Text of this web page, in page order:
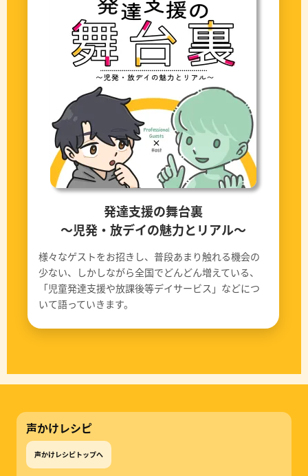
発達支援の舞台裏
〜児発・放デイの魅力とリアル〜
様々なゲストをお招きし、普段あまり触れる機会の
少ない、しかしながら全国でどんどん増えている、
「児童発達支援や放課後等デイサービス」などにつ
いて語っていきます。
声かけレシピ
声かけレシピトップへ